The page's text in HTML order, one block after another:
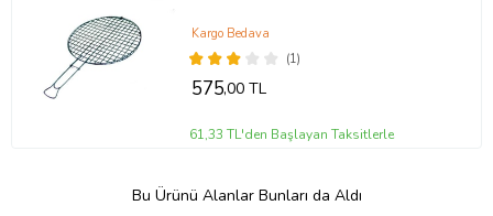
(1)
Kargo Bedava
575,00 TL
61,33 TL'den Başlayan Taksitlerle
Bu Ürünü Alanlar Bunları da Aldı